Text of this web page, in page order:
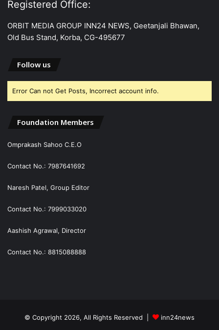
Registered Office:
ORBIT MEDIA GROUP INN24 NEWS, Geetanjali Bhawan,
Old Bus Stand, Korba, CG-495677
Follow us
Error Can not Get Posts, Incorrect account info.
Foundation Members
Omprakash Sahoo C.E.O
Contact No.: 7987641692
Naresh Patel, Group Editor
Contact No.: 7999033020
Aashish Agrawal, Director
Contact No.: 8815088888
© Copyright 2026, All Rights Reserved |
inn24news